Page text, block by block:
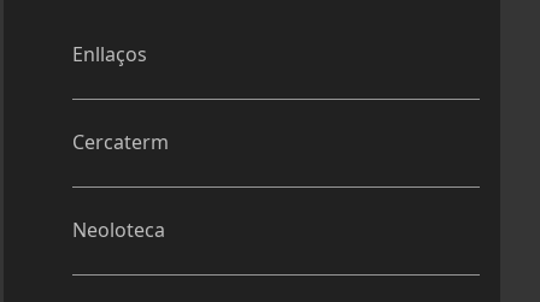
Enllaços
Cercaterm
Neoloteca